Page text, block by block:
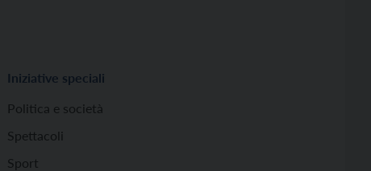
Iniziative speciali
Politica e società
Spettacoli
Sport